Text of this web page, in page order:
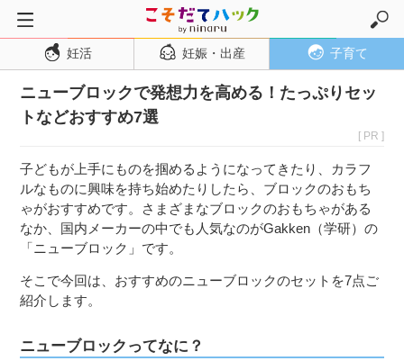
トップページ
妊活
妊娠・出産
妊娠初期
妊娠中期
妊娠後期
出産
子育て・育児
妊活 妊娠・出産 子育て
ニューブロックで発想力を高める！たっぷりセッ
トなどおすすめ7選
[ PR ]
子どもが上手にものを掴めるようになってきたり、カラフ
ルなものに興味を持ち始めたりしたら、ブロックのおもち
ゃがおすすめです。さまざまなブロックのおもちゃがある
なか、国内メーカーの中でも人気なのがGakken（学研）の
「ニューブロック」です。
そこで今回は、おすすめのニューブロックのセットを7点ご
紹介します。
ニューブロックってなに？